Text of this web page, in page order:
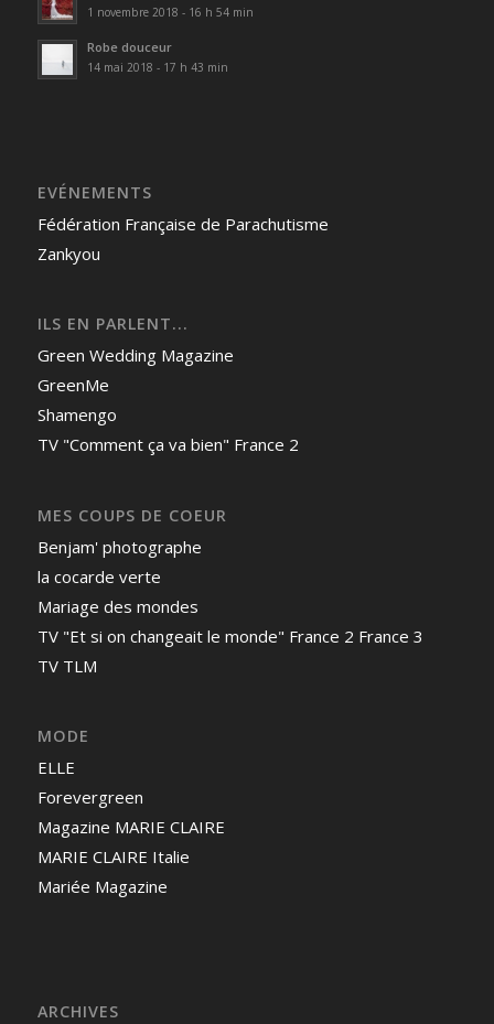
1 novembre 2018 - 16 h 54 min
Robe douceur
14 mai 2018 - 17 h 43 min
EVÉNEMENTS
Fédération Française de Parachutisme
Zankyou
ILS EN PARLENT...
Green Wedding Magazine
GreenMe
Shamengo
TV "Comment ça va bien" France 2
MES COUPS DE COEUR
Benjam' photographe
la cocarde verte
Mariage des mondes
TV "Et si on changeait le monde" France 2 France 3
TV TLM
MODE
ELLE
Forevergreen
Magazine MARIE CLAIRE
MARIE CLAIRE Italie
Mariée Magazine
ARCHIVES